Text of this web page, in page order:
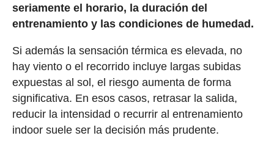
seriamente el horario, la duración del
entrenamiento y las condiciones de humedad.
Si además la sensación térmica es elevada, no
hay viento o el recorrido incluye largas subidas
expuestas al sol, el riesgo aumenta de forma
significativa. En esos casos, retrasar la salida,
reducir la intensidad o recurrir al entrenamiento
indoor suele ser la decisión más prudente.